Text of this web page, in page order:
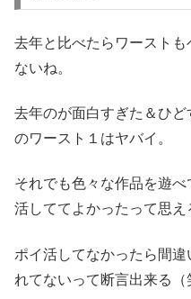
去年と比べたらワースト
ないね。
去年のが面白すぎた＆ひ
のワースト１はヤバイ。
それでも色々な作品を遊
活しててよかったって思え
ポイ活してなかったら間
れてないって断言出来る（